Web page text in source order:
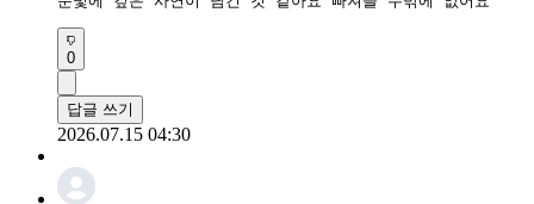
0
답글 쓰기
2026.07.15 04:30